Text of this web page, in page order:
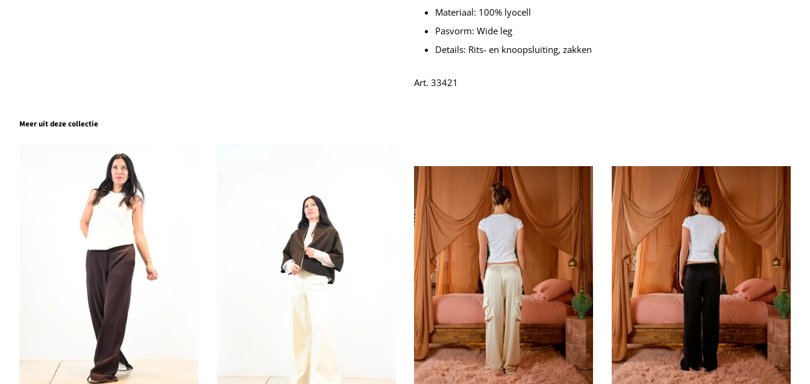
Materiaal: 100% lyocell
Pasvorm: Wide leg
Details: Rits- en knoopsluiting, zakken
Art. 33421
Meer uit deze collectie